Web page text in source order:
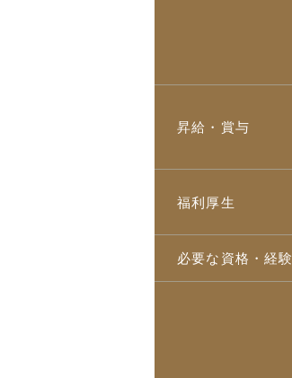
昇給・賞与
福利厚生
必要な資格・経験